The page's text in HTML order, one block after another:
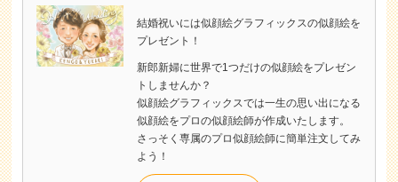
結婚祝いには似顔絵グラフィックスの似顔絵を
プレゼント！
新郎新婦に世界で1つだけの似顔絵をプレゼン
トしませんか？
似顔絵グラフィックスでは一生の思い出になる
似顔絵をプロの似顔絵師が作成いたします。
さっそく専属のプロ似顔絵師に簡単注文してみ
よう！